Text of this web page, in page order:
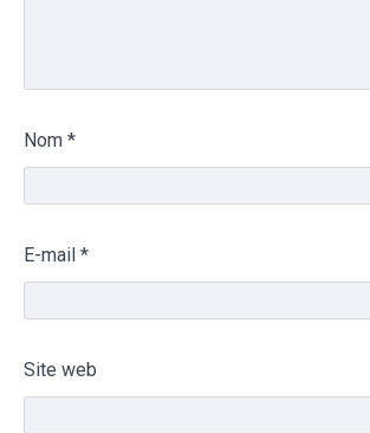
Nom *
E-mail *
Site web